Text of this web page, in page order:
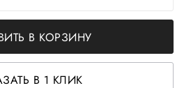
В КОРЗИНУ
В 1 КЛИК